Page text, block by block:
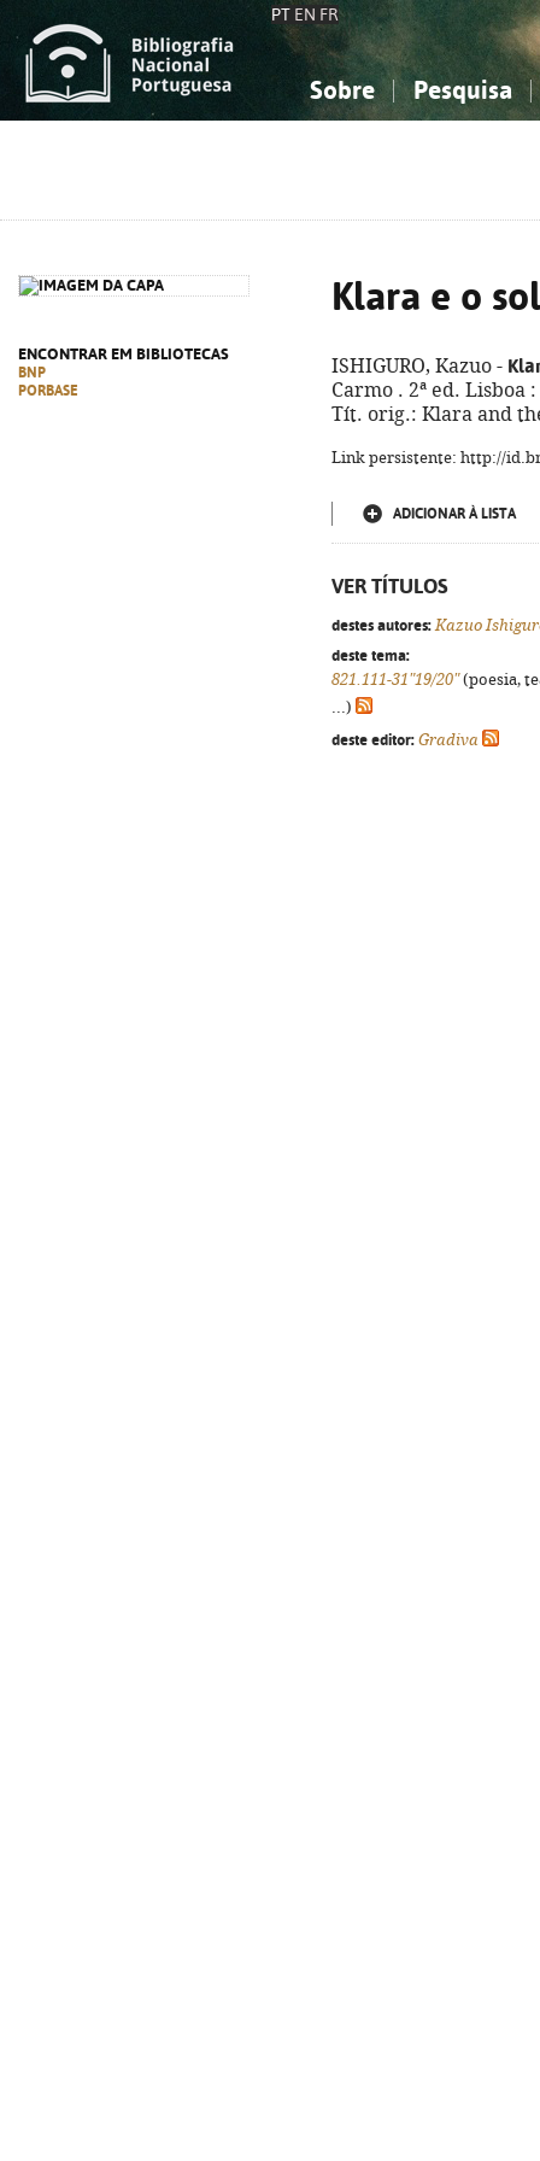
PT EN FR
Sobre Pesquisa
ENCONTRAR EM BIBLIOTECAS
BNP
PORBASE
Klara e o sol
ISHIGURO, Kazuo -
Carmo . 2ª ed. Lisboa
Tít. orig.: Klara and
Link persistente: http://
ADICIONAR À LISTA
VER TÍTULOS
destes autores: Kazuo
deste tema:
821.111-31"19/20"(poesia,
...)
deste editor: Gradiva